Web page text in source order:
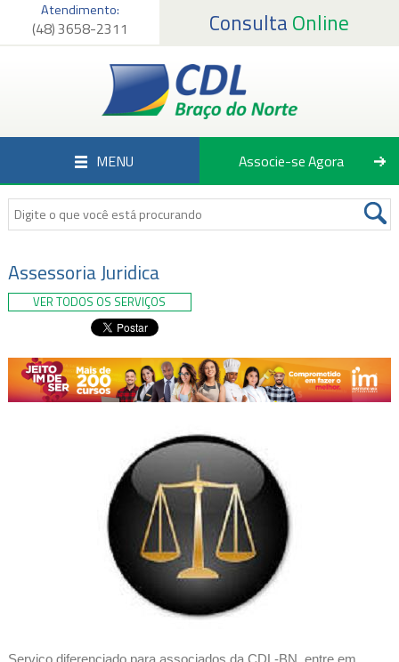
Página Inicial
Empregos
Notícias
Fale Conosco
Associe-se Agora
Atendimento:
(48) 3658-2311 Consulta Online
MENU Associe-se Agora
Assessoria Juridica
VER TODOS OS SERVIÇOS
Serviço diferenciado para associados da CDL-BN, entre em